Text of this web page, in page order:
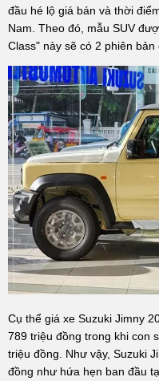
đầu hé lộ giá bán và thời
Nam. Theo đó, mẫu SUV
Class" này sẽ có 2 phiên
Cụ thể giá xe Suzuki Jimny
789 triệu đồng trong khi con
triệu đồng. Như vậy, Suzuki
đồng như hứa hẹn ban đầu